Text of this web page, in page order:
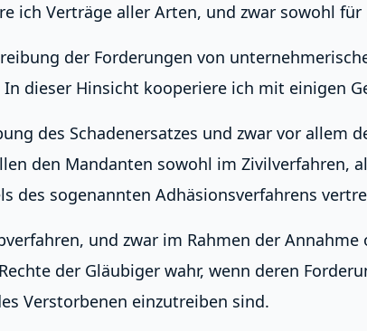
ich Verträge aller Arten, und zwar sowohl
der Forderungen von
dieser Hinsicht kooperiere ich mit einigen
des Schadenersatzes und zwar vor allem
den Mandanten sowohl im Zivilverfahren,
des sogenannten Adhäsionsverfahrens
und zwar im Rahmen der
der Gläubiger wahr, wenn deren
Verstorbenen einzutreiben sind.